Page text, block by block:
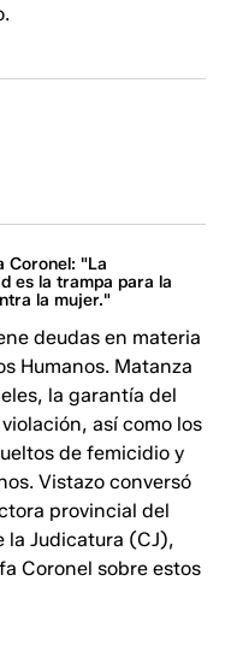
Coronel: "La
es la trampa para la
la mujer."
deudas en materia
Humanos. Matanza
la garantía del
así como los
de femicidio y
Vistazo conversó
provincial del
la Judicatura (CJ),
Coronel sobre estos